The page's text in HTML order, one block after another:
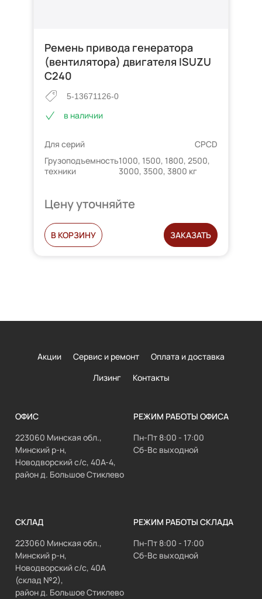
Ремень привода генератора
(вентилятора) двигателя ISUZU
C240
5-13671126-0
в наличии
Для серий
CPCD
Грузоподъемность
техники
1000, 1500, 1800, 2500,
3000, 3500, 3800 кг
Цену уточняйте
В КОРЗИНУ ЗАКАЗАТЬ
Акции Сервис и ремонт
Оплата и доставка
Лизинг
Контакты
ОФИС
223060 Минская обл.,
Минский р-н,
Новодворский с/с, 40А-4,
район д. Большое Стиклево
РЕЖИМ РАБОТЫ ОФИСА
Пн-Пт 8:00 - 17:00
Сб-Вс выходной
СКЛАД
223060 Минская обл.,
Минский р-н,
Новодворский с/с, 40А
(склад №2),
район д. Большое Стиклево
РЕЖИМ РАБОТЫ СКЛАДА
Пн-Пт 8:00 - 17:00
Сб-Вс выходной